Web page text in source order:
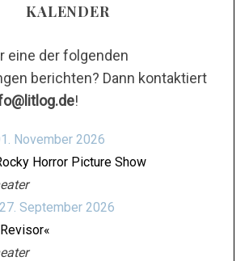
KALENDER
eine der folgenden
berichten? Dann kontaktiert
!
November 2026
Horror Picture Show
September 2026